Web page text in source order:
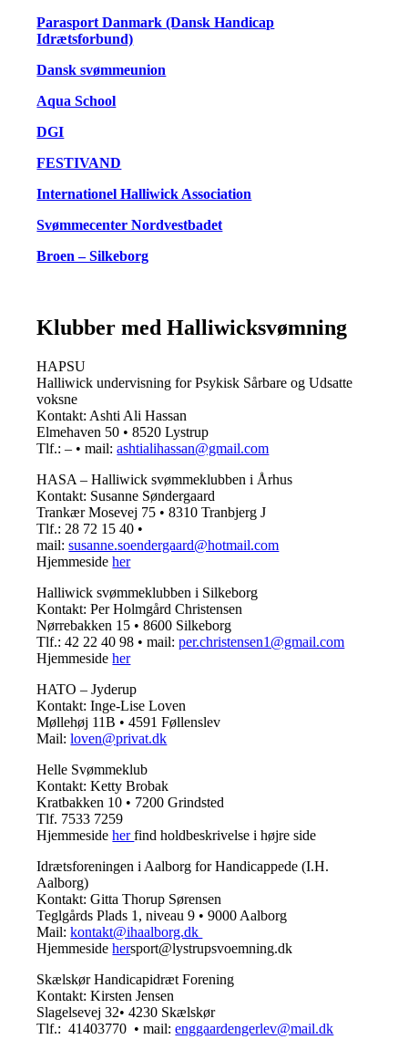
Parasport Danmark (Dansk Handicap
Idrætsforbund)
Dansk svømmeunion
Aqua School
DGI
FESTIVAND
Internationel Halliwick Association
Svømmecenter Nordvestbadet
Broen – Silkeborg
Klubber med Halliwicksvømning
HAPSU
Halliwick undervisning for Psykisk Sårbare og Udsatte
voksne
Kontakt: Ashti Ali Hassan
Elmehaven 50 • 8520 Lystrup
Tlf.: – • mail:ashtialihassan@gmail.com
HASA – Halliwick svømmeklubben i Århus
Kontakt: Susanne Søndergaard
Trankær Mosevej 75 • 8310 Tranbjerg J
Tlf.: 28 72 15 40 •
mail:susanne.soendergaard@hotmail.com
Hjemmesideher
Halliwick svømmeklubben i Silkeborg
Kontakt: Per Holmgård Christensen
Nørrebakken 15 • 8600 Silkeborg
Tlf.: 42 22 40 98 • mail:per.christensen1@gmail.com
Hjemmesideher
HATO – Jyderup
Kontakt: Inge-Lise Loven
Møllehøj 11B • 4591 Føllenslev
Mail:loven@privat.dk
Helle Svømmeklub
Kontakt: Ketty Brobak
Kratbakken 10 • 7200 Grindsted
Tlf. 7533 7259
Hjemmesideherfind holdbeskrivelse i højre side
Idrætsforeningen i Aalborg for Handicappede (I.H.
Aalborg)
Kontakt: Gitta Thorup Sørensen
Teglgårds Plads 1, niveau 9 • 9000 Aalborg
Mail:kontakt@ihaalborg.dk
Hjemmesidehersport@lystrupsvoemning.dk
Skælskør Handicapidræt Forening
Kontakt: Kirsten Jensen
Slagelsevej 32• 4230 Skælskør
Tlf.: 41403770 • mail:enggaardengerlev@mail.dk